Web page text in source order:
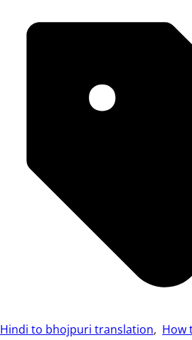
Hindi to bhojpuri translation, How